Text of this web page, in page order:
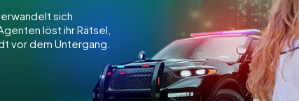
sich
löst ihr Rätsel,
vor dem Untergang.